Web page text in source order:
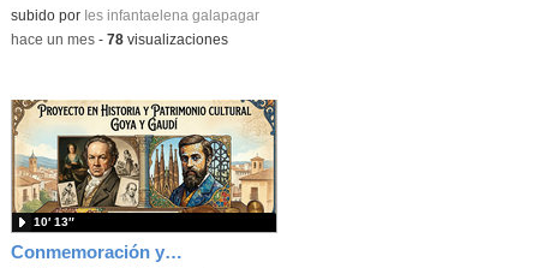
subido por Ies infantaelena galapagar
-hace un mes- 78visualizaciones
Conmemoración y aniversario de Gaudí y Goya en Proyecto en Historia y Patrimonio Cultural
10′ 13″